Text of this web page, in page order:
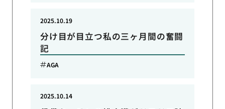
分け目が目立つ私の三ヶ月間の奮闘
記
2025.10.19
AGA
2025.10.14